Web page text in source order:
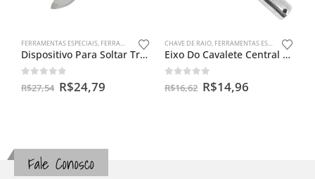
FERRAMENTAS ESPECIAIS, FERRAMENTAS PARA INJEÇÃO
Dispositivo Para Soltar Trava Do Bico De Injeção Para Moto
out of 5
R$27,54 R$24,79
CHAVE DE RAIO, FERRAMENTAS ESPECIAIS
Eixo Do Cavalete Central Cg Titan Até 99 / Today 125
out of 5
R$16,62 R$14,96
Fale Conosco